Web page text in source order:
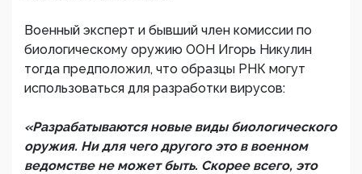
Военный эксперт и бывший член комиссии по
биологическому оружию ООН Игорь Никулин
тогда предположил, что образцы РНК могут
использоваться для разработки вирусов:
«Разрабатываются новые виды биологического
оружия. Ни для чего другого это в военном
ведомстве не может быть. Скорее всего, это